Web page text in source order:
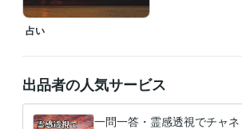
認定スピリチュアルカウンセラー
プログラミング言語・フレームワーク
C#:3年Ruby:3年
ビジネス・クリエイティブツール
占い
出品者の人気サービス
一問一答・霊感透視でチャネ